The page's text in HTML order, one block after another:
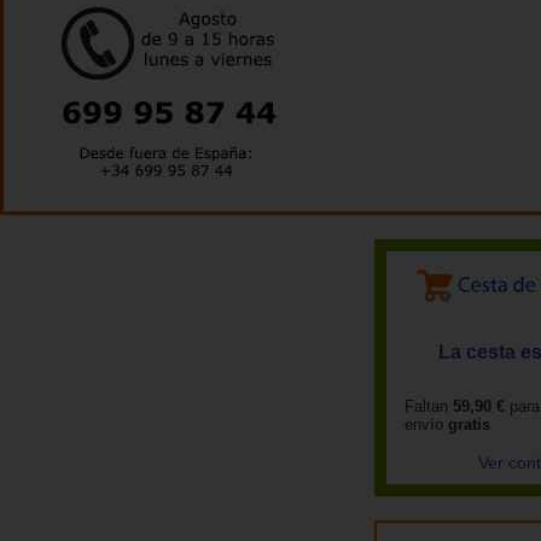
La cesta
Faltan 59,90 €
envío gratis
Ver